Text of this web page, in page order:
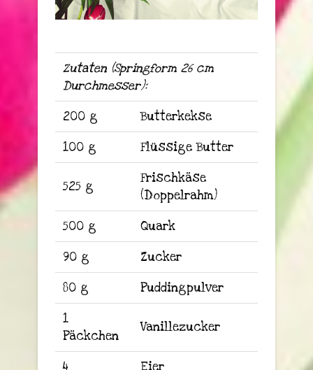
Zutaten (Springform 26 cm
Durchmesser):
200 g
Butterkekse
100 g
Flüssige Butter
525 g
Frischkäse
(Doppelrahm)
500 g
Quark
90 g
Zucker
80 g
Puddingpulver
1
Päckchen
Vanillezucker
4
Eier